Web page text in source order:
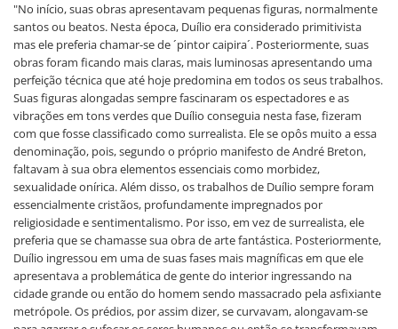
"No início, suas obras apresentavam pequenas figuras, normalmente
santos ou beatos. Nesta época, Duílio era considerado primitivista
mas ele preferia chamar-se de ´pintor caipira´. Posteriormente, suas
obras foram ficando mais claras, mais luminosas apresentando uma
perfeição técnica que até hoje predomina em todos os seus trabalhos.
Suas figuras alongadas sempre fascinaram os espectadores e as
vibrações em tons verdes que Duílio conseguia nesta fase, fizeram
com que fosse classificado como surrealista. Ele se opôs muito a essa
denominação, pois, segundo o próprio manifesto de André Breton,
faltavam à sua obra elementos essenciais como morbidez,
sexualidade onírica. Além disso, os trabalhos de Duílio sempre foram
essencialmente cristãos, profundamente impregnados por
religiosidade e sentimentalismo. Por isso, em vez de surrealista, ele
preferia que se chamasse sua obra de arte fantástica. Posteriormente,
Duílio ingressou em uma de suas fases mais magníficas em que ele
apresentava a problemática de gente do interior ingressando na
cidade grande ou então do homem sendo massacrado pela asfixiante
metrópole. Os prédios, por assim dizer, se curvavam, alongavam-se